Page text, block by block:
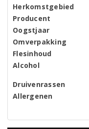
Herkomstgebied
Producent
Oogstjaar
Omverpakking
Flesinhoud
Alcohol
Druivenrassen
Allergenen